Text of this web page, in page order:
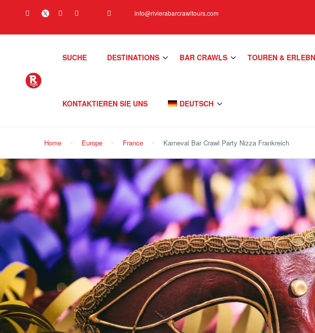
info@rivierabarcrawltours.com
SUCHE DESTINATIONS BAR CRAWLS TOUREN &
KONTAKTIEREN SIE UNS DEUTSCH
Home Europe France Karneval Bar Crawl Party Nizza Frankreich